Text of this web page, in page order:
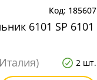
185607
6101 SP 6101
2 шт.